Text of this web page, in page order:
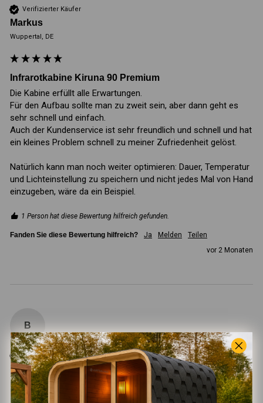
Verifizierter Käufer
Markus
Wuppertal, DE
Infrarotkabine Kiruna 90 Premium
Die Kabine erfüllt alle Erwartungen.
Für den Aufbau sollte man zu zweit sein, aber dann geht es
sehr schnell und einfach.
Auch der Kundenservice ist sehr freundlich und schnell und hat
ein kleines Problem schnell zu meiner Zufriedenheit gelöst.
Natürlich kann man noch weiter optimieren: Dauer, Temperatur
und Lichteinstellung zu speichern und nicht jedes Mal von Hand
einzugeben, wäre da ein Beispiel.
1 Person hat diese Bewertung hilfreich gefunden.
Fanden Sie diese Bewertung hilfreich? Ja Melden
Teilen
vor 2 Monaten
B
Verifizierter Käufer
Bernd
Dieburg, DE